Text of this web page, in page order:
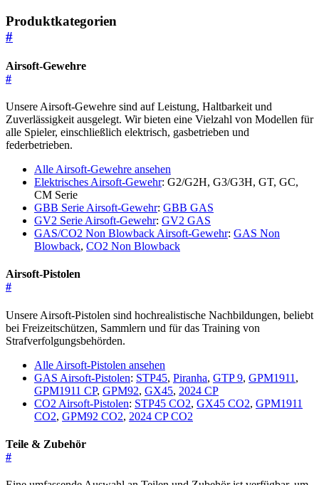
Produktkategorien
#
Airsoft-Gewehre
#
Unsere Airsoft-Gewehre sind auf Leistung, Haltbarkeit und
Zuverlässigkeit ausgelegt. Wir bieten eine Vielzahl von Modellen für
alle Spieler, einschließlich elektrisch, gasbetrieben und
federbetrieben.
Alle Airsoft-Gewehre ansehen
Elektrisches Airsoft-Gewehr: G2/G2H, G3/G3H, GT, GC,
CM Serie
GBB Serie Airsoft-Gewehr: GBB GAS
GV2 Serie Airsoft-Gewehr: GV2 GAS
GAS/CO2 Non Blowback Airsoft-Gewehr: GAS Non
Blowback, CO2 Non Blowback
Airsoft-Pistolen
#
Unsere Airsoft-Pistolen sind hochrealistische Nachbildungen, beliebt
bei Freizeitschützen, Sammlern und für das Training von
Strafverfolgungsbehörden.
Alle Airsoft-Pistolen ansehen
GAS Airsoft-Pistolen: STP45, Piranha, GTP 9, GPM1911 ,
GPM1911 CP, GPM92, GX45, 2024 CP
CO2 Airsoft-Pistolen: STP45 CO2, GX45 CO2, GPM1911
CO2, GPM92 CO2, 2024 CP CO2
Teile & Zubehör
#